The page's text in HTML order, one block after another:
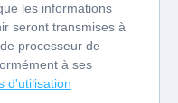
les informations
seront transmises à
processeur de
à ses
d'utilisation